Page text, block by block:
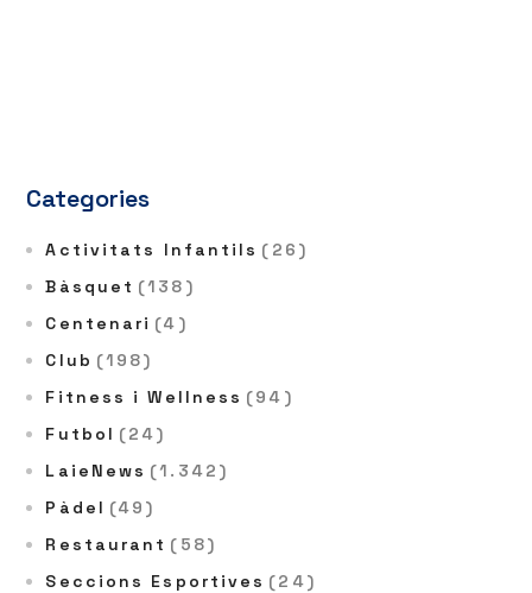
Categories
Activitats Infantils (26)
Bàsquet (138)
Centenari (4)
Club (198)
Fitness i Wellness (94)
Futbol (24)
LaieNews (1.342)
Pàdel (49)
Restaurant (58)
Seccions Esportives (24)